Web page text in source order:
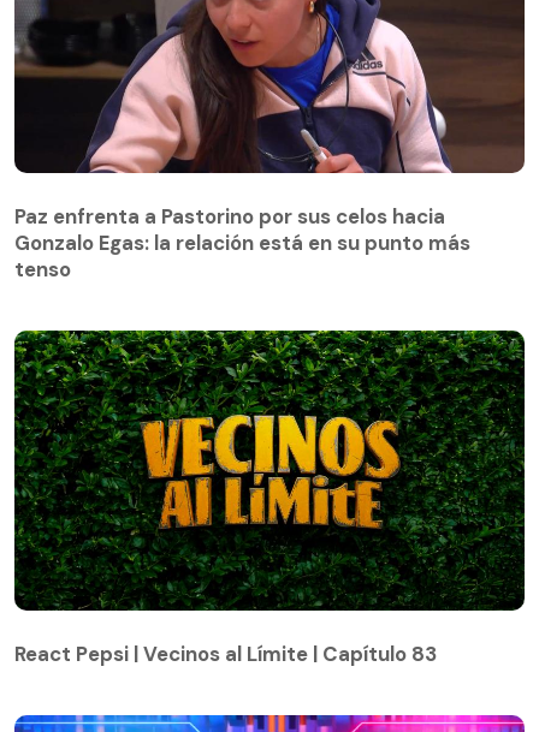
Gonzalo Egas: la relación está en su punto más
tenso
Paz enfrenta a Pastorino por sus celos hacia
Gonzalo Egas: la relación está en su punto más
tenso
React Pepsi | Vecinos al Límite | Capítulo 83